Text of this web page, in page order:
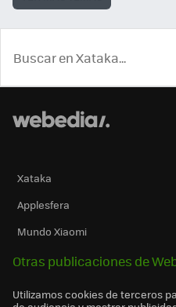
Xataka
Applesfera
Mundo Xiaomi
Otras publicaciones de
Utilizamos cookies de terceros